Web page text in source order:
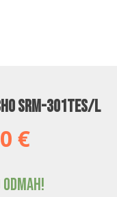
SRM-301TES/L
€